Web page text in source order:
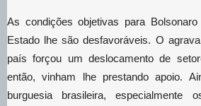
As condições objetivas para
Estado lhe são desfavoráveis. O
país forçou um deslocamento de
então, vinham lhe prestando apoio.
burguesia brasileira, especialmente